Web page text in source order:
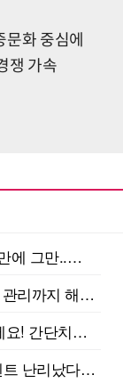
화 중심에
쟁 가속